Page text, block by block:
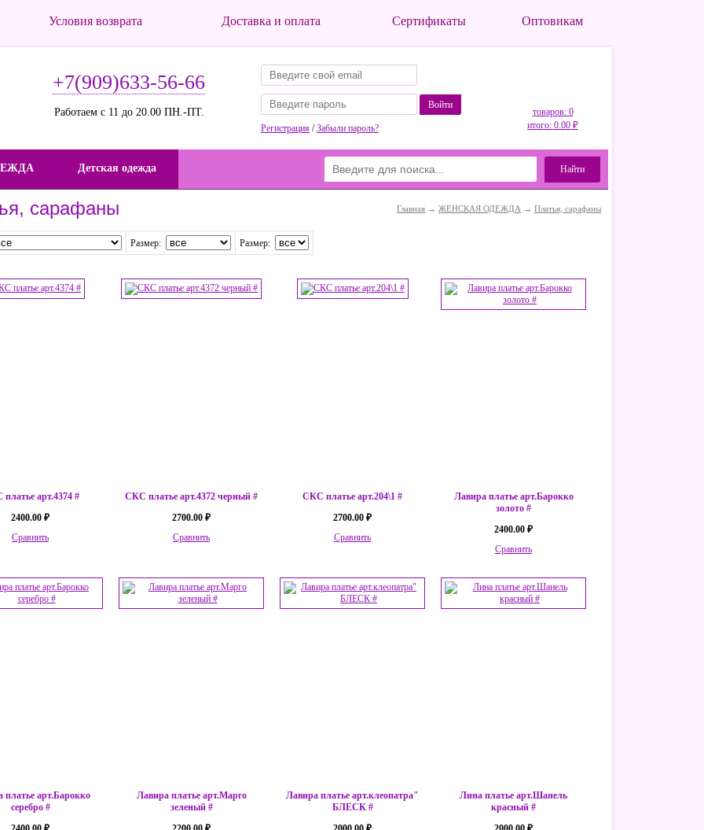
Условия возврата Доставка и оплата Сертификаты Оптовикам
+7(909)633-56-66
Работаем с 11 до 20.00 ПН.-ПТ.
Войти
Регистрация /Забыли пароль?
товаров: 0
итого: 0.00 ₽
Детская одежда Найти
сарафаны Главная → ЖЕНСКАЯ ОДЕЖДА → Платья, сарафаны
Размер: Размер:
арт.4374 #
2400.00 ₽
Сравнить
СКС платье арт.4372 черный #
2700.00 ₽
Сравнить
СКС платье арт.204\1 #
2700.00 ₽
Сравнить
Лавира платье арт.Барокко
золото #
2400.00 ₽
Сравнить
платье арт.Барокко
серебро #
Лавира платье арт.Марго
зеленый #
Лавира платье арт.клеопатра"
БЛЕСК #
Лина платье арт.Шанель
красный #